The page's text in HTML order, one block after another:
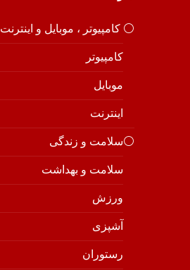
⚪️ کامپیوتر ، موبایل و اینترنت
کامپیوتر
موبایل
اینترنت
⚪️سلامت و زندگی
سلامت و بهداشت
ورزش
آشپزی
رستوران